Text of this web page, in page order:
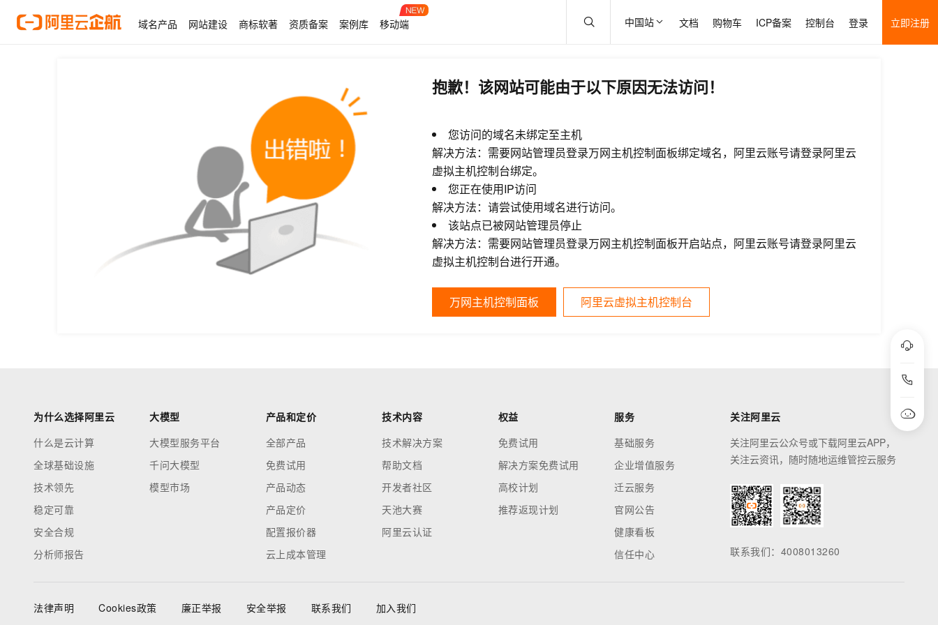
域名产品 网站建设 商标软著 资质备案 案例库 移动端 中国站 文档 购物车 ICP备案 控制台 登录 立即注册
抱歉！该网站可能由于以下原因无法访问！
您访问的域名未绑定至主机
解决方法：需要网站管理员登录万网主机控制面板绑定域名，阿里云账号请登录阿里云
虚拟主机控制台绑定。
您正在使用IP访问
解决方法：请尝试使用域名进行访问。
该站点已被网站管理员停止
解决方法：需要网站管理员登录万网主机控制面板开启站点，阿里云账号请登录阿里云
虚拟主机控制台进行开通。
万网主机控制面板 阿里云虚拟主机控制台